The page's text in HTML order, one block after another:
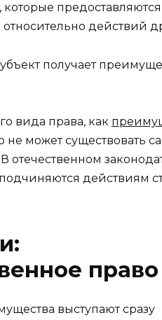
которые
действий
получает
вида права, как
не может существовать
отечественном
действиям
право
выступают сразу